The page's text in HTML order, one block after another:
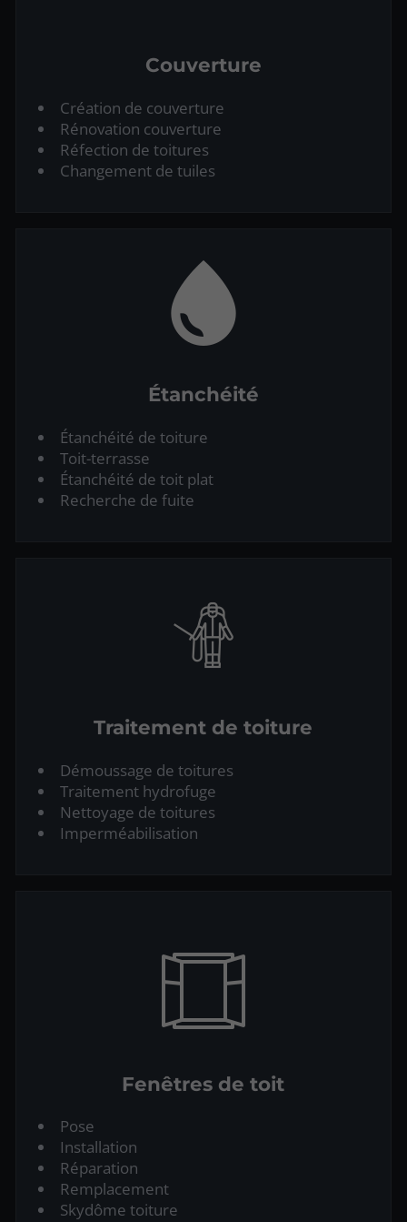
Couverture
Création de couverture
Rénovation couverture
Réfection de toitures
Changement de tuiles
Étanchéité
Étanchéité de toiture
Toit-terrasse
Étanchéité de toit plat
Recherche de fuite
Traitement de toiture
Démoussage de toitures
Traitement hydrofuge
Nettoyage de toitures
Imperméabilisation
Fenêtres de toit
Pose
Installation
Réparation
Remplacement
Skydôme toiture